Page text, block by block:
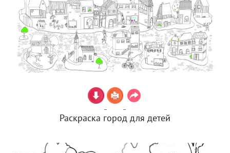
Раскраска город для детей